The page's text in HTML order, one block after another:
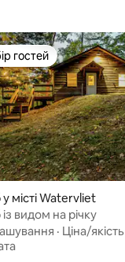
з 5, відгуки: 164
гостей
гостей
місті Watervliet
видом на річку
· Ціна/якість